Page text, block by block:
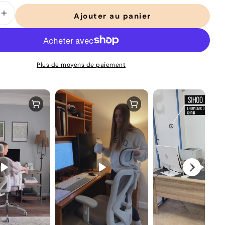
la quantité pour M18 Chaise de bureau
Augmenter la quantité pour M18 Chaise
Ajouter au panier
Plus de moyens de paiement